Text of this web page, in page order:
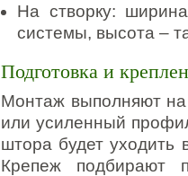
На створку:
системы, высота –
Подготовка и
Монтаж выполняют
или усиленный
штора будет уходить
Крепеж подбирают